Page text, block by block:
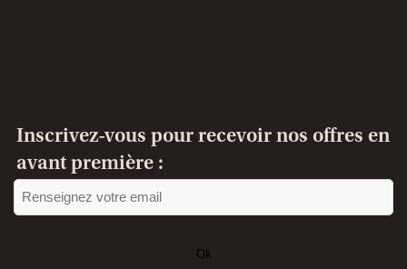
Inscrivez-vous pour recevoir nos offres en
avant première :
Ok